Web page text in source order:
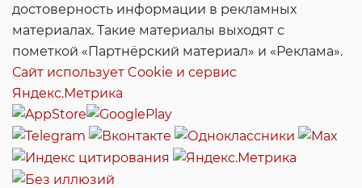
достоверность информации в рекламных
материалах. Такие материалы выходят с
пометкой «Партнёрский материал» и «Реклама».
Сайт использует Cookie и сервиc
Яндекс.Метрика